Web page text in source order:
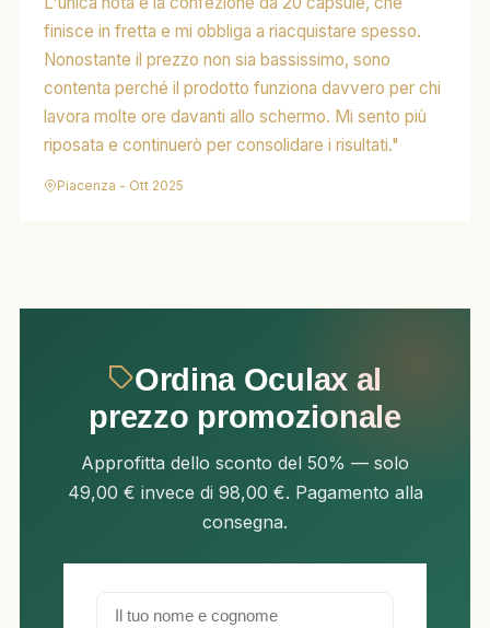
finisce in fretta e mi obbliga a riacquistare spesso.
Nonostante il prezzo non sia bassissimo, sono
contenta perché il prodotto funziona davvero per chi
lavora molte ore davanti allo schermo. Mi sento più
riposata e continuerò per consolidare i risultati."
Piacenza - Ott 2025
Ordina Oculax al
prezzo promozionale
Approfitta dello sconto del 50% — solo
49,00 € invece di 98,00 €. Pagamento alla
consegna.